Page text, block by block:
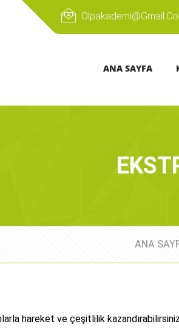
ANA SAYFA
ANA
hareket ve çeşitlilik